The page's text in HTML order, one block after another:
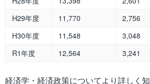
H29年度
11,770 2,756
H30年度
11,548 3,048
R1年度
12,564 3,241
経済学・経済政策についてより詳しく